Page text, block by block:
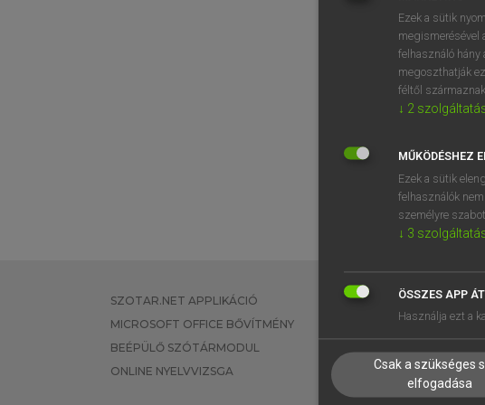
SZOTAR.NET APPLIKÁCIÓ
MICROSOFT OFFICE BŐVÍTMÉNY
BEÉPÜLŐ SZÓTÁRMODUL
ONLINE NYELVVIZSGA
EGYÉNI
TANULÓKNAK
VÁLLALATI MEGOLDÁSOK
Ezek a sütik
megismerésével
felhasználó hány
megoszthatják
féltől
↓ 2
MŰKÖDÉSHEZ
Ezek a sütik
felhasználók
személyre
↓ 3
ÖSSZES APP
Használja ezt a
Csak a szükséges
elfogadása